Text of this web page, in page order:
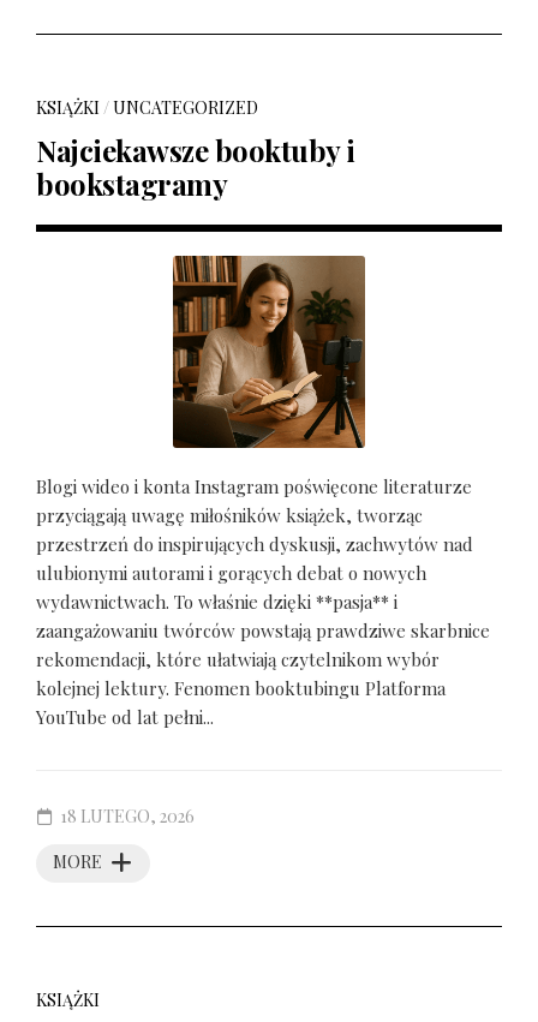
KSIĄŻKI /UNCATEGORIZED
Najciekawsze booktuby i
bookstagramy
Blogi wideo i konta Instagram poświęcone literaturze
przyciągają uwagę miłośników książek, tworząc
przestrzeń do inspirujących dyskusji, zachwytów nad
ulubionymi autorami i gorących debat o nowych
wydawnictwach. To właśnie dzięki **pasja** i
zaangażowaniu twórców powstają prawdziwe skarbnice
rekomendacji, które ułatwiają czytelnikom wybór
kolejnej lektury. Fenomen booktubingu Platforma
YouTube od lat pełni...
MORE
18 LUTEGO, 2026
KSIĄŻKI